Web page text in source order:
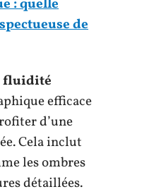
: quelle
de
fluidité
efficace
d’une
Cela inclut
les ombres
détaillées.